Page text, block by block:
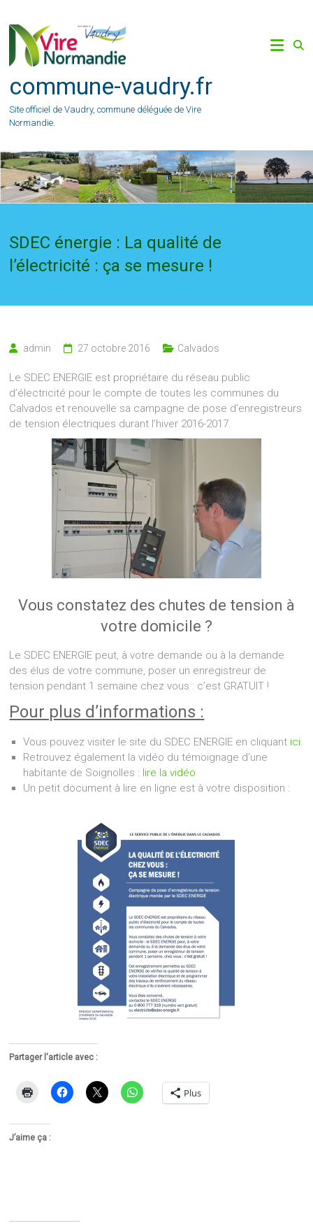
content
commune-vaudry.fr
Site officiel de Vaudry, commune déléguée de Vire
Normandie.
SDEC énergie : La qualité de
l’électricité : ça se mesure !
admin 27 octobre 2016 Calvados
Le SDEC ENERGIE est propriétaire du réseau public
d’électricité pour le compte de toutes les communes du
Calvados et renouvelle sa campagne de pose d’enregistreurs
de tension électriques durant l’hiver 2016-2017.
Vous constatez des chutes de tension à
votre domicile ?
Le SDEC ENERGIE peut, à votre demande ou à la demande
des élus de votre commune, poser un enregistreur de
tension pendant 1 semaine chez vous : c’est GRATUIT !
Pour plus d’informations :
Vous pouvez visiter le site du SDEC ENERGIE en cliquant ici.
Retrouvez également la vidéo du témoignage d’une
habitante de Soignolles : lire la vidéo
Un petit document à lire en ligne est à votre disposition :
Partager l'article avec :
Plus
J’aime ça :